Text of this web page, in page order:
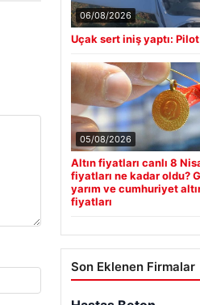
06/08/2026
Uçak sert iniş yaptı:
05/08/2026
Altın fiyatları canlı 8
fiyatları ne kadar oldu?
yarım ve cumhuriyet
fiyatları
Son Eklenen Firmalar